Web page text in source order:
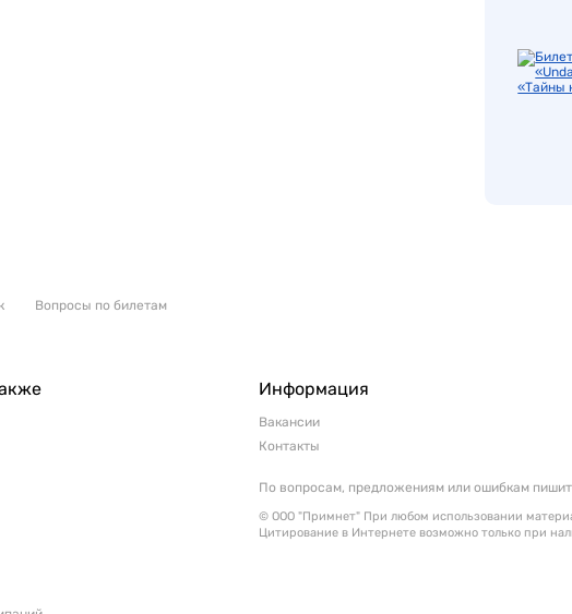
Вопросы по билетам
Информация
Вакансии
Контакты
По вопросам, предложениям или ошибкам
© ООО "Примнет" При любом использовании
Цитирование в Интернете возможно только при